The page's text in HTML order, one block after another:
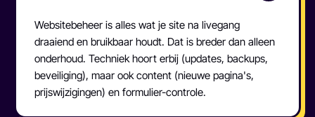
Websitebeheer is alles wat je site na livegang
draaiend en bruikbaar houdt. Dat is breder dan alleen
onderhoud. Techniek hoort erbij (updates, backups,
beveiliging), maar ook content (nieuwe pagina's,
prijswijzigingen) en formulier-controle.